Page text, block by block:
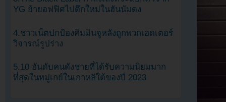
YG ย้ายอฟฟิศไปตึกใหม่ในฮันนัมดง
4.ชาวเน็ตปกป้องคิมมินจูหลังถูกพวกเฮดเตอร์
วิจารณ์รูปร่าง
5.10 อันดับคนดังชายที่ได้รับความนิยมมาก
ที่สุดในหมู่เกย์ในเกาหลีใต้ของปี 2023